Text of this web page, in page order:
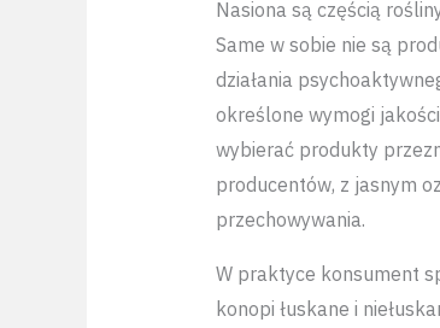
Nasiona są częścią
Same w sobie nie są
działania
określone wymogi
wybierać produkty
producentów, z jasnym
przechowywania.
W praktyce konsument
konopi łuskane i